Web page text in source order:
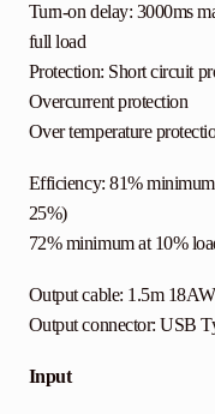
Turn-on delay: 3000ms
full load
Protection: Short circuit
Overcurrent protection
Over temperature
Efficiency: 81%
25%)
72% minimum at 10%
Output cable: 1.5m
Output connector: USB
Input